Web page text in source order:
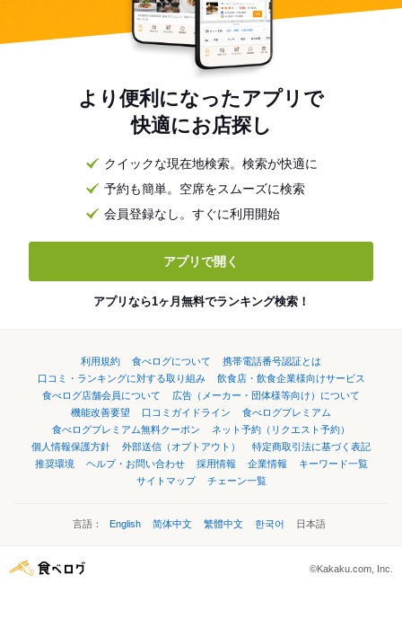
より便利になったアプリで
快適にお店探し
クイックな現在地検索。検索が快適に
予約も簡単。空席をスムーズに検索
会員登録なし。すぐに利用開始
アプリで開く
アプリなら1ヶ月無料でランキング検索！
利用規約 食べログについて
携帯電話番号認証とは
口コミ・ランキングに対する取り組み
飲食店・飲食企業様向けサービス
食べログ店舗会員について
広告（メーカー・団体様等向け）について
機能改善要望
口コミガイドライン
食べログプレミアム
食べログプレミアム無料クーポン
ネット予約（リクエスト予約）
個人情報保護方針
外部送信（オプトアウト）
特定商取引法に基づく表記
推奨環境
ヘルプ・お問い合わせ 採用情報 企業情報
キーワード一覧
サイトマップ
チェーン一覧
言語： English 简体中文 繁體中文 한국어 日本語
©Kakaku.com, Inc.